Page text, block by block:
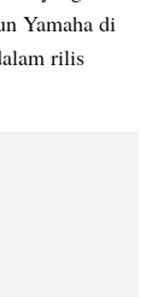
Yamaha di
rilis